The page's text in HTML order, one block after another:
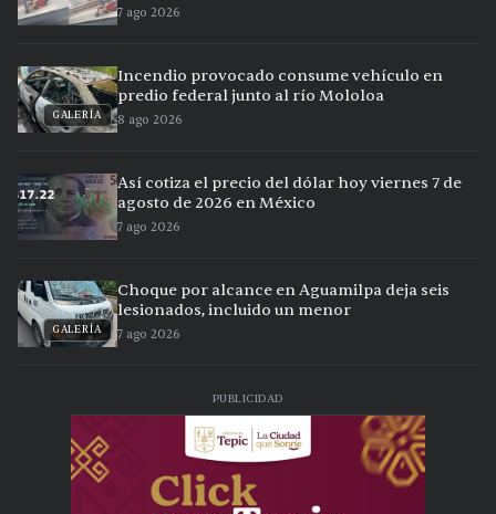
7 ago 2026
GALERÍA
Incendio provocado consume vehículo en
predio federal junto al río Mololoa
8 ago 2026
Así cotiza el precio del dólar hoy viernes 7 de
agosto de 2026 en México
7 ago 2026
GALERÍA
Choque por alcance en Aguamilpa deja seis
lesionados, incluido un menor
7 ago 2026
PUBLICIDAD